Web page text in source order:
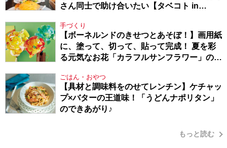
さん同士で助け合いたい【タベコト in
手づくり
【ボーネルンドのきせつとあそぼ！】画用紙
に、塗って、切って、貼って完成！ 夏を彩
る元気なお花「カラフルサンフラワー」の作
ごはん・おやつ
【具材と調味料をのせてレンチン】ケチャッ
プ×バターの王道味！「うどんナポリタン」
のできあがり♪
もっと読む